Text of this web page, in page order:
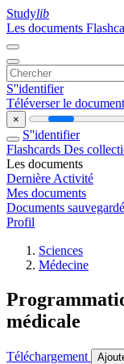
Studylib
Les documents
S''identifier
Téléverser le document
×
S''identifier
Flashcards Des
Les documents
Dernière Activité
Mes documents
Documents
Profil
Sciences
Médecine
médicale
Téléchargement